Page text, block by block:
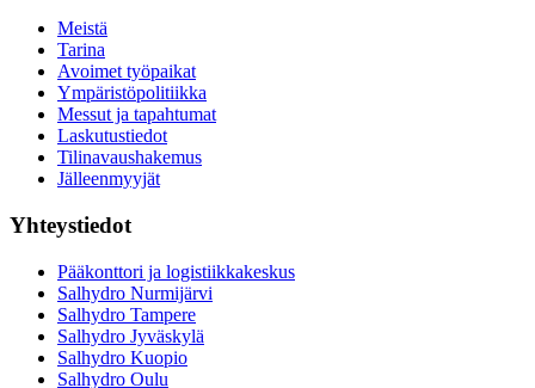
Meistä
Tarina
Avoimet työpaikat
Ympäristöpolitiikka
Messut ja tapahtumat
Laskutustiedot
Tilinavaushakemus
Jälleenmyyjät
Yhteystiedot
Pääkonttori ja logistiikkakeskus
Salhydro Nurmijärvi
Salhydro Tampere
Salhydro Jyväskylä
Salhydro Kuopio
Salhydro Oulu